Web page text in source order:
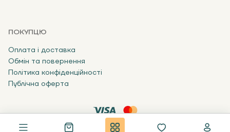
ПОКУПЦЮ
Оплата і доставка
Обмін та повернення
Політика конфіденційності
Публічна оферта